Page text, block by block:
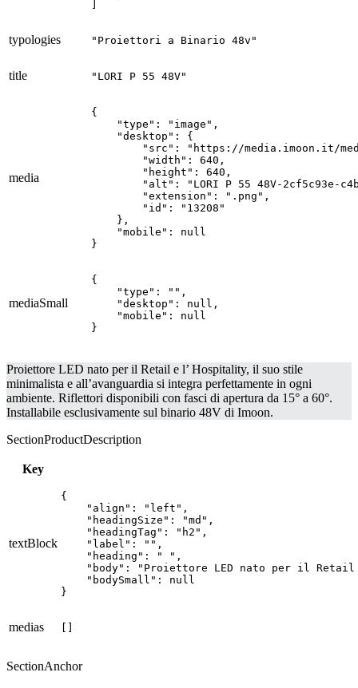
typologies "Proiettori a Binario 48v"
title "LORI P 55 48V"
media
{
    "type": "image",
    "desktop": {
"src": "https://media.imoon.it/
        "width": 640,
        "height": 640,
"alt": "LORI P 55 48V-2cf5c93e-
        "extension": ".png",
        "id": "13208"
    },
    "mobile": null
}
mediaSmall
{
    "type": "",
    "desktop": null,
    "mobile": null
}
Proiettore LED nato per il Retail e l’ Hospitality, il suo stile
minimalista e all’avanguardia si integra perfettamente in ogni
ambiente. Riflettori disponibili con fasci di apertura da 15° a 60°.
Installabile esclusivamente sul binario 48V di Imoon.
SectionProductDescription
Key
textBlock
{
    "align": "left",
    "headingSize": "md",
    "headingTag": "h2",
    "label": "",
    "heading": " ",
"body": "Proiettore LED nato per il
    "bodySmall": null
}
medias
SectionAnchor